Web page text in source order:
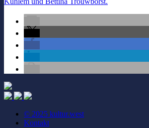
© 2025 kultur.west
Kontakt